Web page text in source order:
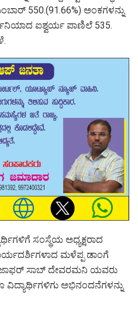
550.(91.66%) ಅಂಕಗಳನ್ನು
ಐಶ್ವರ್ಯ ಪಾಣಿಲೆ 535.
ಸಂಸ್ಥೆಯ ಅಧ್ಯಕ್ಷರಾದ
ಮಳೆಪ್ಪ ಡಾಂಗೆ
ಜಾಫರ್ ಸಾಬ್ ದೇವರಮನಿ ಯವರು
ಅಭಿನಂದನೆಗಳನ್ನು